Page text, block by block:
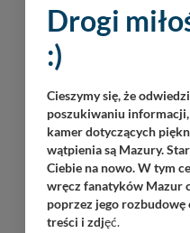
Drogi
:)
Cieszymy się, że
poszukiwaniu
kamer dotyczących
wątpienia są Mazury.
Ciebie na nowo. W tym
wręcz fanatyków Mazur
poprzez jego
treści i zdjęć.